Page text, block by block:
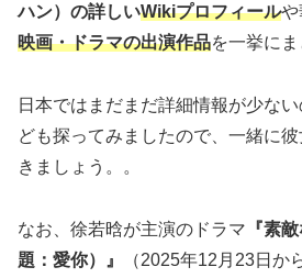
ハン）の詳しいWikiプロフィールや
映画・ドラマの出演作品を一挙にま
日本ではまだまだ詳細情報が少な
ども探ってみましたので、一緒に
きましょう。。
なお、徐若晗が主演のドラマ 『素
題：愛你）』
（2025年12月23日か